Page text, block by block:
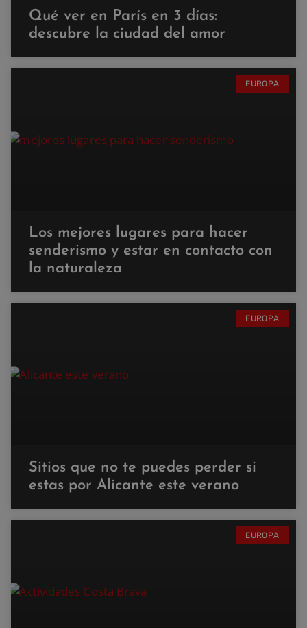
Qué ver en París en 3 días:
descubre la ciudad del amor
EUROPA
Los mejores lugares para hacer
senderismo y estar en contacto con
la naturaleza
EUROPA
Sitios que no te puedes perder si
estas por Alicante este verano
EUROPA